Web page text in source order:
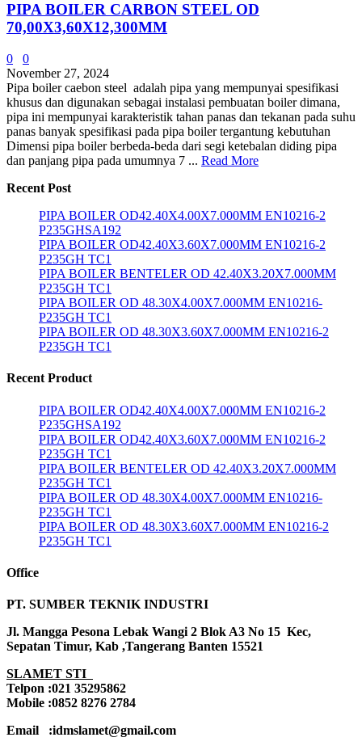
PIPA BOILER CARBON STEEL OD
70,00X3,60X12,300MM
0
0
November 27, 2024
Pipa boiler caebon steel adalah pipa yang mempunyai spesifikasi
khusus dan digunakan sebagai instalasi pembuatan boiler dimana,
pipa ini mempunyai karakteristik tahan panas dan tekanan pada suhu
panas banyak spesifikasi pada pipa boiler tergantung kebutuhan
Dimensi pipa boiler berbeda-beda dari segi ketebalan diding pipa
dan panjang pipa pada umumnya 7 ... Read More
Recent Post
PIPA BOILER OD42.40X4.00X7.000MM EN10216-2
P235GHSA192
PIPA BOILER OD42.40X3.60X7.000MM EN10216-2
P235GH TC1
PIPA BOILER BENTELER OD 42.40X3.20X7.000MM
P235GH TC1
PIPA BOILER OD 48.30X4.00X7.000MM EN10216-
P235GH TC1
PIPA BOILER OD 48.30X3.60X7.000MM EN10216-2
P235GH TC1
Recent Product
PIPA BOILER OD42.40X4.00X7.000MM EN10216-2
P235GHSA192
PIPA BOILER OD42.40X3.60X7.000MM EN10216-2
P235GH TC1
PIPA BOILER BENTELER OD 42.40X3.20X7.000MM
P235GH TC1
PIPA BOILER OD 48.30X4.00X7.000MM EN10216-
P235GH TC1
PIPA BOILER OD 48.30X3.60X7.000MM EN10216-2
P235GH TC1
Office
PT. SUMBER TEKNIK INDUSTRI
Jl. Mangga Pesona Lebak Wangi 2 Blok A3 No 15 Kec,
Sepatan Timur, Kab ,Tangerang Banten 15521
SLAMET STI
Telpon :021 35295862
Mobile :0852 8276 2784
Email :idmslamet@gmail.com